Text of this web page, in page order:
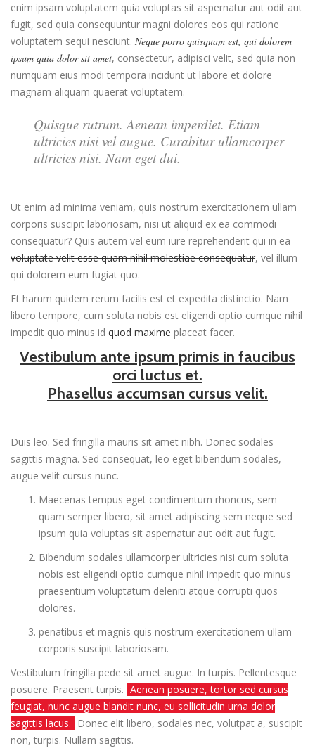
enim ipsam voluptatem quia voluptas sit aspernatur aut odit aut
fugit, sed quia consequuntur magni dolores eos qui ratione
voluptatem sequi nesciunt. Neque porro quisquam est, qui dolorem
ipsum quia dolor sit amet, consectetur, adipisci velit, sed quia non
numquam eius modi tempora incidunt ut labore et dolore
magnam aliquam quaerat voluptatem.
Quisque rutrum. Aenean imperdiet. Etiam
ultricies nisi vel augue. Curabitur ullamcorper
ultricies nisi. Nam eget dui.
Ut enim ad minima veniam, quis nostrum exercitationem ullam
corporis suscipit laboriosam, nisi ut aliquid ex ea commodi
consequatur? Quis autem vel eum iure reprehenderit qui in ea
voluptate velit esse quam nihil molestiae consequatur, vel illum
qui dolorem eum fugiat quo.
Et harum quidem rerum facilis est et expedita distinctio. Nam
libero tempore, cum soluta nobis est eligendi optio cumque nihil
impedit quo minus id quod maxime placeat facer.
Vestibulum ante ipsum primis in faucibus
orci luctus et.
Phasellus accumsan cursus velit.
Duis leo. Sed fringilla mauris sit amet nibh. Donec sodales
sagittis magna. Sed consequat, leo eget bibendum sodales,
augue velit cursus nunc.
Maecenas tempus eget condimentum rhoncus, sem
quam semper libero, sit amet adipiscing sem neque sed
ipsum quia voluptas sit aspernatur aut odit aut fugit.
Bibendum sodales ullamcorper ultricies nisi cum soluta
nobis est eligendi optio cumque nihil impedit quo minus
praesentium voluptatum deleniti atque corrupti quos
dolores.
penatibus et magnis quis nostrum exercitationem ullam
corporis suscipit laboriosam.
Vestibulum fringilla pede sit amet augue. In turpis. Pellentesque
posuere. Praesent turpis. Aenean posuere, tortor sed cursus
feugiat, nunc augue blandit nunc, eu sollicitudin urna dolor
sagittis lacus. Donec elit libero, sodales nec, volutpat a, suscipit
non, turpis. Nullam sagittis.